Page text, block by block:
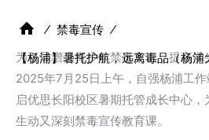
⁄ 禁毒宣传 ⁄
【杨浦】暑托护航，远离毒品（杨浦
为引导增强青少年禁毒意识，提高学
2025年7月25日上午，自强杨浦工
启优思长阳校区暑期托管成长中心
生动又深刻禁毒宣传教育课。